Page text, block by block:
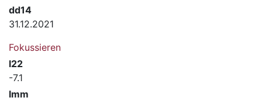
dd14
31.12.2021
Fokussieren
l22
-7.1
lmm